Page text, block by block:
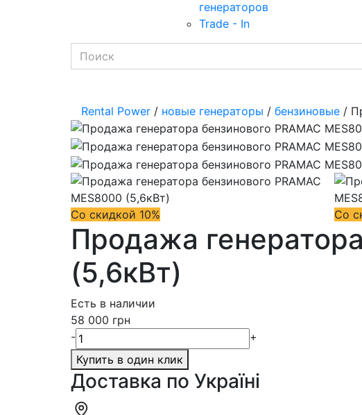
генераторов
Trade - In
Rental Power / новые генераторы / бензиновые /
Со скидкой 10% Со
Продажа
(5,6кВт)
Есть в наличии
58 000 грн
-
+
Купить в один клик
Доставка по Україні